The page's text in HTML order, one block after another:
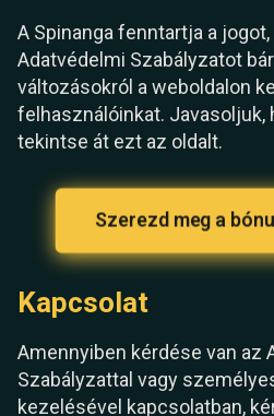
A Spinanga fenntartja a
Adatvédelmi Szabályzatot
változásokról a weboldalon
felhasználóinkat. Javasoljuk,
tekintse át ezt az oldalt.
Szerezd meg a
Kapcsolat
Amennyiben kérdése van az
Szabályzattal vagy
kezelésével kapcsolatban,